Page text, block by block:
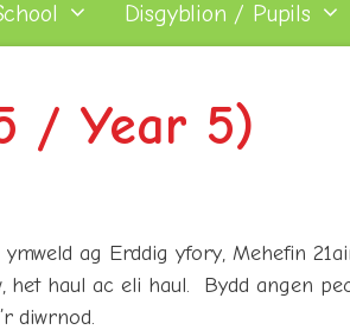
Disgyblion / Pupils
/ Year 5)
ag Erddig yfory, Mehefin
het haul ac eli haul. Bydd angen
diwrnod.